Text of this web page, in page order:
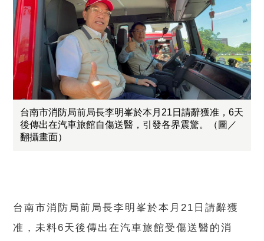
台南市消防局前局長李明峯於本月21日請辭獲准，6天
後傳出在汽車旅館自傷送醫，引發各界震驚。（圖／
翻攝畫面）
台南市消防局前局長李明峯於本月21日請辭獲
准，未料6天後傳出在汽車旅館受傷送醫的消